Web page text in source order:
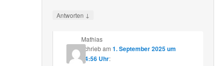
Antworten ↓
Mathias
schriebam 1. September 2025 um
14:56 Uhr: